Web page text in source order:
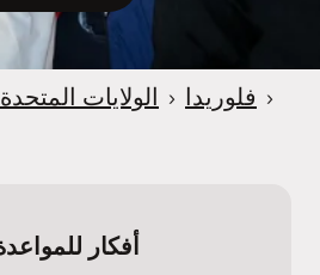
الولايات › فلوريدا ›
أفكار